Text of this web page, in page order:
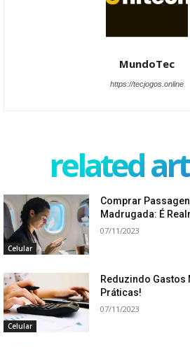
MundoTec
https://tecjogos.online
related
Celular
Comprar
Madrugada: É
07/11/2023
Celular
Reduzindo Gastos
Práticas!
07/11/2023